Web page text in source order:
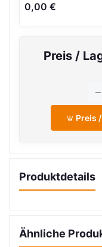
0,00 €
Preis /
Preis
Produktdetails
Ähnliche